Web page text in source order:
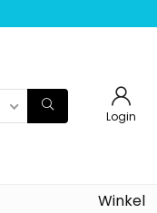
Login
Winkel